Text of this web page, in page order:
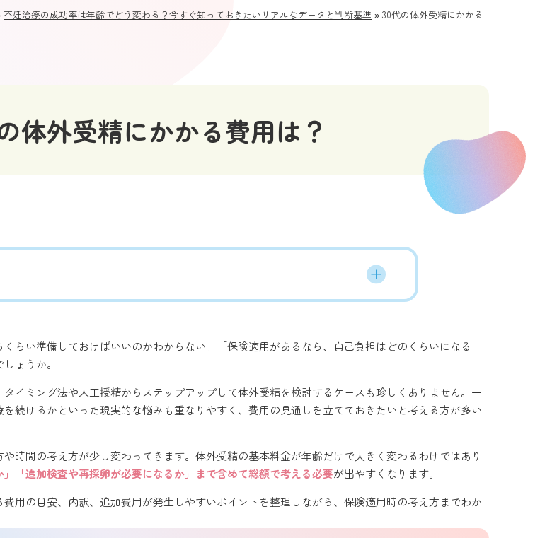
不妊治療の成功率は年齢でどう変わる？今すぐ知っておきたいリアルなデータと判断基準 » 30代の体外受精にかかる
体外受精にかかる費用は？
くらい準備しておけばいいのかわからない」「保険適用があるなら、自己負担はどのくらいになる
ょうか。
イミング法や人工授精からステップアップして体外受精を検討するケースも珍しくありません。一
続けるかといった現実的な悩みも重なりやすく、費用の見通しを立てておきたいと考える方が多い
時間の考え方が少し変わってきます。体外受精の基本料金が年齢だけで大きく変わるわけではあり
」「追加検査や再採卵が必要になるか」まで含めて総額で考える必要が出やすくなります。
用の目安、内訳、追加費用が発生しやすいポイントを整理しながら、保険適用時の考え方までわか